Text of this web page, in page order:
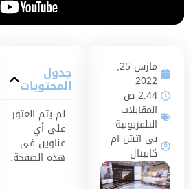
مارس 25,
2022
2:44 ص
المقابلات
التلفزيونية
بي اتش ام
كابيتال
جدول
المحتويات
لم يتم العثور
على أي
عناوين في
هذه الصفحة.